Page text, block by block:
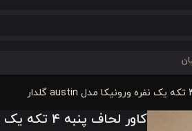
کاور لحاف پنبه‌ 4 تکه یک نفره ورونیکا مدل austin گلدار